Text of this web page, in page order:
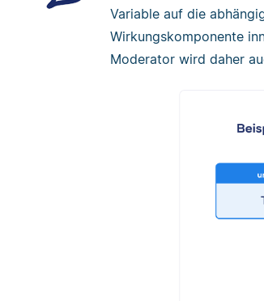
Variable auf die
Wirkungskomponente
Moderator wird daher